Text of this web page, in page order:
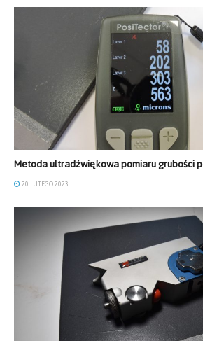
Metoda ultradźwiękowa pomiaru grubości
20 LUTEGO 2023